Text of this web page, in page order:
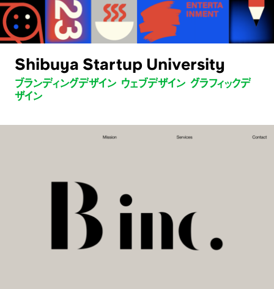
Shibuya Startup University
ブランディングデザイン ウェブデザイン グラフィックデ
ザイン